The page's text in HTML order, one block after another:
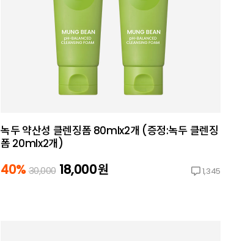
녹두 약산성 클렌징폼 80mlx2개 (증정:녹두 클렌징
폼 20mlx2개)
40% 30,000 18,000원 1,345